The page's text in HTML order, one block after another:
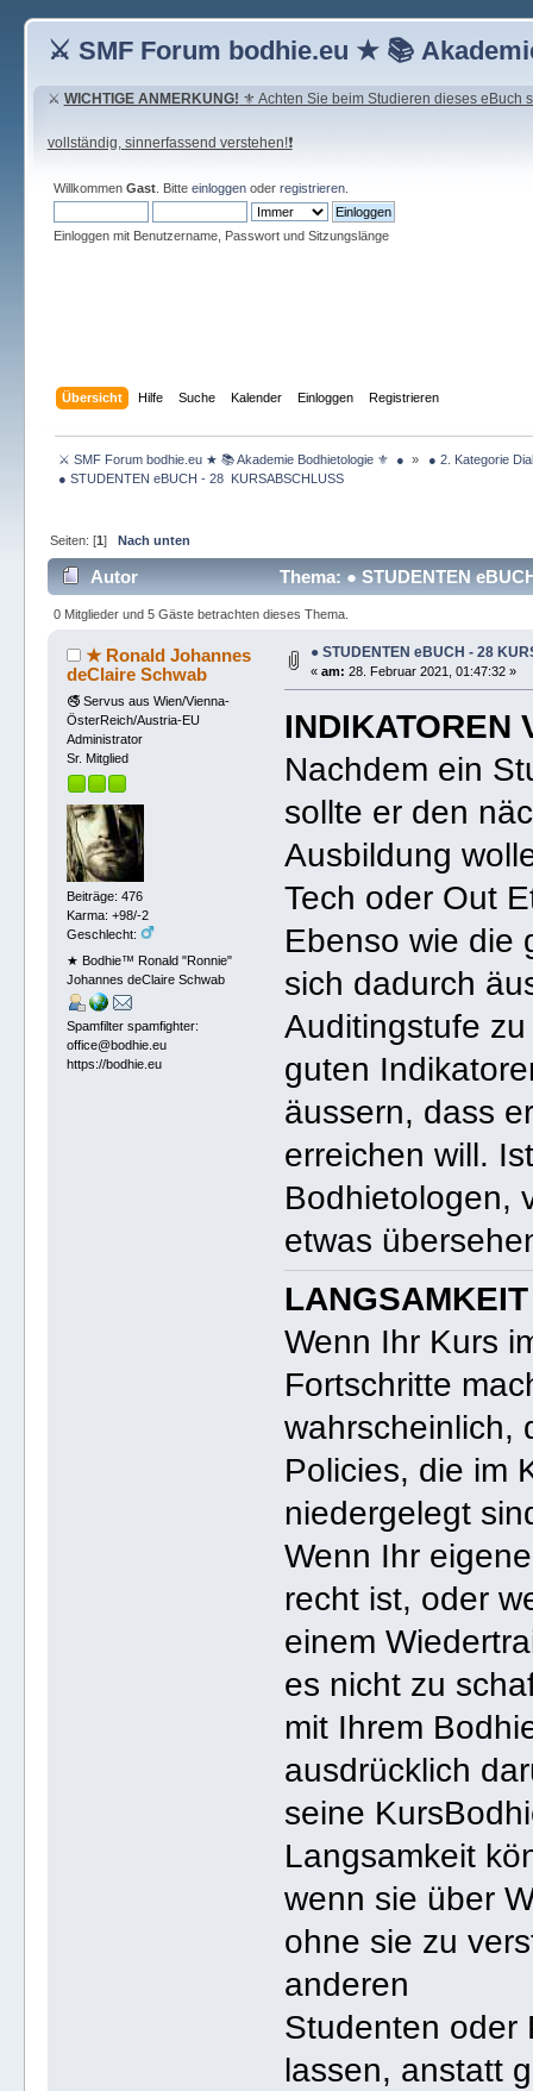
⚔ SMF Forum bodhie.eu ★ 📚
⚔ WICHTIGE ANMERKUNG! ⚜ Achten Sie beim Studieren dieses eBuch
vollständig, sinnerfassend verstehen!❗
Willkommen Gast. Bitte einloggenoder registrieren.
Einloggen mit Benutzername, Passwort und Sitzungslänge
Übersicht Hilfe Suche Kalender Einloggen Registrieren
⚔ SMF Forum bodhie.eu ★ 📚 Akademie Bodhietologie ⚜  ● »
● 2. Kategorie
● STUDENTEN eBUCH - 28  KURSABSCHLUSS
Seiten: [1] Nach unten
Autor Thema: ● STUDENTEN
0 Mitglieder und 5 Gäste betrachten dieses Thema.
★ Ronald Johannes
deClaire Schwab
🚭 Servus aus Wien/Vienna-
ÖsterReich/Austria-EU
Administrator
Sr. Mitglied
Beiträge: 476
Karma: +98/-2
Geschlecht:
★ Bodhie™ Ronald "Ronnie"
Johannes deClaire Schwab
Spamfilter spamfighter:
office@bodhie.eu
https://bodhie.eu
● STUDENTEN eBUCH - 28
« am: 28. Februar 2021, 01:47:32 »
INDIKATOREN
Nachdem ein
sollte er den
Ausbildung
Tech oder Out
Ebenso wie die
sich dadurch
Auditingstufe
guten
äussern, dass
erreichen will.
Bodhietologen,
etwas
Wenn Ihr Kurs
Fortschritte
wahrscheinlich,
Policies, die im
niedergelegt
Wenn Ihr
recht ist, oder
einem
es nicht zu
mit Ihrem
ausdrücklich
seine
Langsamkeit
wenn sie über
ohne sie zu
anderen
Studenten oder
lassen, anstatt